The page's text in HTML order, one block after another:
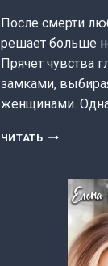
После смерти
решает больше
Прячет чувства
замками,
женщинами.
ЧИТАТЬ АНГЕЛ
(ЕЛЕНА